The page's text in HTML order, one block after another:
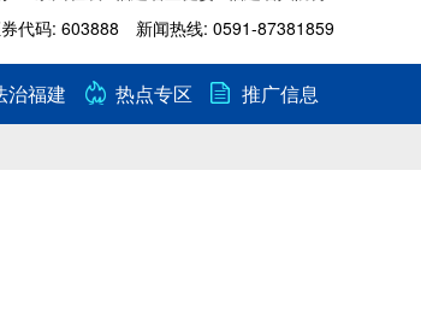
代码: 603888 新闻热线: 0591-87381859
治福建 热点专区
推广信息